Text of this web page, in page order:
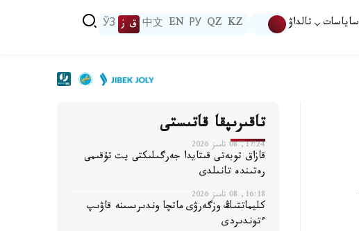
ساياسات تالداۋ KZ
QZ
РУ
EN
中文 ق ز ЎЗ
تاقىرىپقا قاتىستى
17:24, 08 تامىز 2026
قازاق توبەتى قىتايدا جەرگىلىكتى يت تۇقىمى
رەتىندە تانىلدى
16:18, 08 تامىز 2026
كليماتتىڭ وزگەرۋى ماتچا وندىرىسىنە قاۋىپ
ءتوندىردى